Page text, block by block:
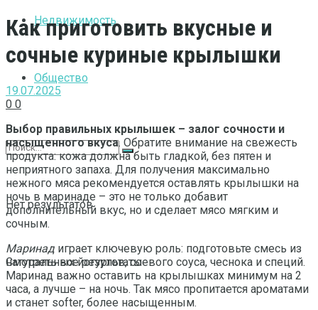
Недвижимость
Общество
Нет результатов
Смотреть все результаты
Как приготовить вкусные и
сочные куриные крылышки
19.07.2025
0 0
Выбор правильных крылышек – залог сочности и
насыщенного вкуса. Обратите внимание на свежесть
продукта: кожа должна быть гладкой, без пятен и
неприятного запаха. Для получения максимально
нежного мяса рекомендуется оставлять крылышки на
ночь в маринаде – это не только добавит
дополнительный вкус, но и сделает мясо мягким и
сочным.
Маринад играет ключевую роль: подготовьте смесь из
натуральных йогуртов, соевого соуса, чеснока и специй.
Маринад важно оставить на крылышках минимум на 2
часа, а лучше – на ночь. Так мясо пропитается ароматами
и станет softer, более насыщенным.